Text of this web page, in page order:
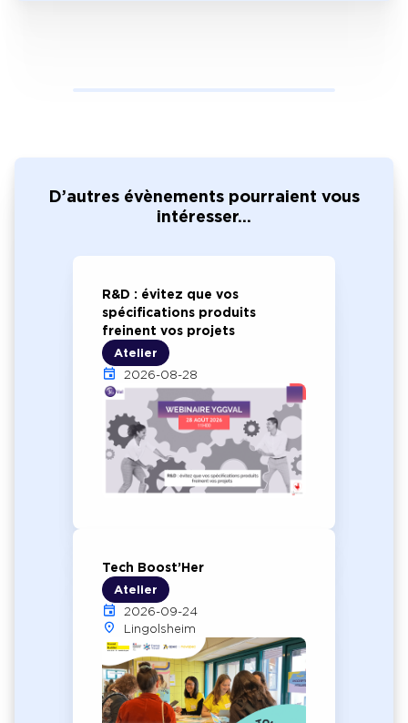
D’autres évènements pourraient vous
intéresser...
R&D : évitez que vos
spécifications produits
freinent vos projets
Atelier
2026-08-28
Tech Boost’Her
Atelier
2026-09-24
Lingolsheim